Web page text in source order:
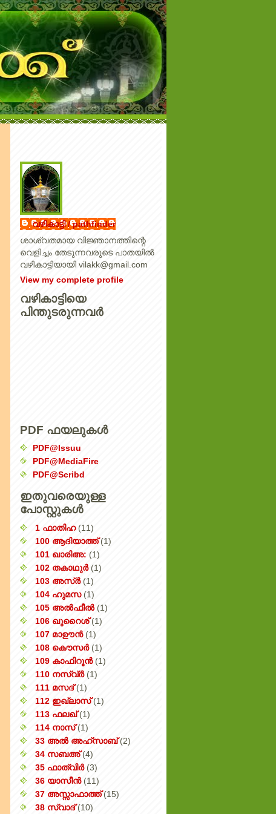
വഴികാട്ടി / pathfinder
ശാശ്വതമായ വിജ്ഞാനത്തിന്റെ
വെളിച്ചം തേടുന്നവരുടെ പാതയില്‍
വഴികാട്ടിയായി vilakk@gmail.com
View my complete profile
വഴികാട്ടിയെ
പിന്തുടരുന്നവര്‍
PDF ഫയലുകൾ
PDF@Issuu
PDF@MediaFire
PDF@Scribd
ഇതുവരെയുള്ള
പോസ്റ്റുകൾ
1 ഫാതിഹ (11)
100 ആദിയാത്ത് (1)
101 ഖാരിഅ: (1)
102 തകാഥുർ (1)
103 അസ്ർ (1)
104 ഹുമസ (1)
105 അൽഫീൽ (1)
106 ഖുറൈശ് (1)
107 മാഊൻ (1)
108 കൌസർ (1)
109 കാഫിറൂൻ (1)
110 നസ്വ്‌ർ (1)
111 മസദ് (1)
112 ഇഖ്‌ലാസ് (1)
113 ഫലഖ് (1)
114 നാസ് (1)
33 അൽ അഹ്സാബ് (2)
34 സബഅ് (4)
35 ഫാത്വിർ (3)
36 യാസീൻ (11)
37 അസ്സാഫാത്ത് (15)
38 സ്വാദ് (10)